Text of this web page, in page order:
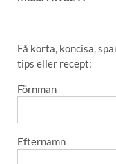
Amaretti –
Matmuffins
Bas för rub/
Få korta, koncisa,
tips eller recept:
Förnman
Efternamn